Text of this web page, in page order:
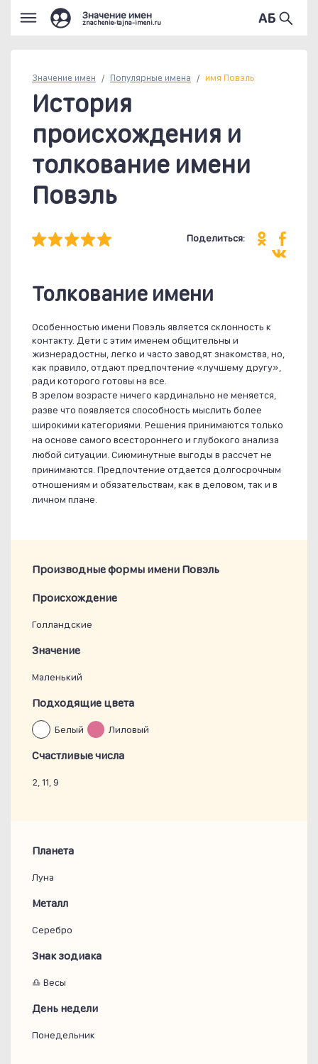
Значение имен
znachenie-tajna-imeni.ru
Значение имен Популярные имена имя Повэль
История
происхождения и
толкование имени
Повэль
Поделиться:
Толкование имени
Особенностью имени Повэль является склонность к
контакту. Дети с этим именем общительны и
жизнерадостны, легко и часто заводят знакомства, но,
как правило, отдают предпочтение «лучшему другу»,
ради которого готовы на все.
В зрелом возрасте ничего кардинально не меняется,
разве что появляется способность мыслить более
широкими категориями. Решения принимаются только
на основе самого всестороннего и глубокого анализа
любой ситуации. Сиюминутные выгоды в рассчет не
принимаются. Предпочтение отдается долгосрочным
отношениям и обязательствам, как в деловом, так и в
личном плане.
Производные формы имени Повэль
Проиcхождение
Голландские
Значение
Маленький
Подходящие цвета
Белый Лиловый
Счастливые числа
2, 11, 9
Планета
Луна
Металл
Серебро
Знак зодиака
♎ Весы
День недели
Понедельник